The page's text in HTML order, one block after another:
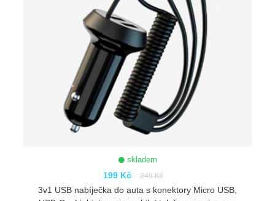
skladem
199 Kč 249 Kč
3v1 USB nabíječka do auta s konektory Micro USB,